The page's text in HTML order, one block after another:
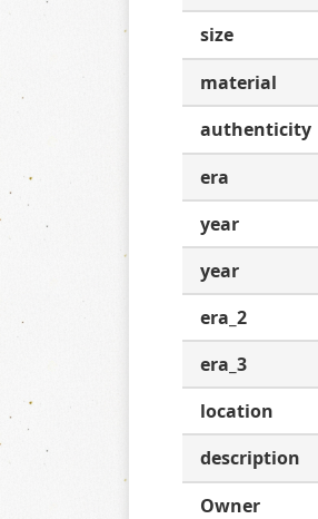
size
material
authenticity
era
year
year
era_2
era_3
location
description
Owner